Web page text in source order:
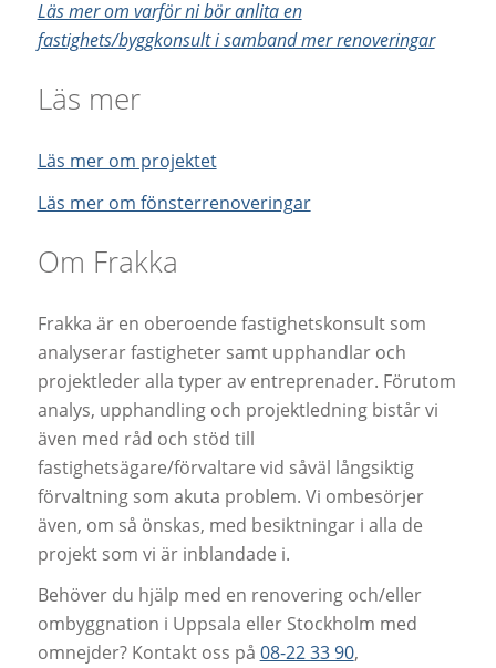
Läs mer om varför ni bör anlita en
fastighets/byggkonsult i samband mer renoveringar
Läs mer
Läs mer om projektet
Läs mer om fönsterrenoveringar
Om Frakka
Frakka är en oberoende fastighetskonsult som
analyserar fastigheter samt upphandlar och
projektleder alla typer av entreprenader. Förutom
analys, upphandling och projektledning bistår vi
även med råd och stöd till
fastighetsägare/förvaltare vid såväl långsiktig
förvaltning som akuta problem. Vi ombesörjer
även, om så önskas, med besiktningar i alla de
projekt som vi är inblandade i.
Behöver du hjälp med en renovering och/eller
ombyggnation i Uppsala eller Stockholm med
omnejder? Kontakt oss på 08-22 33 90,